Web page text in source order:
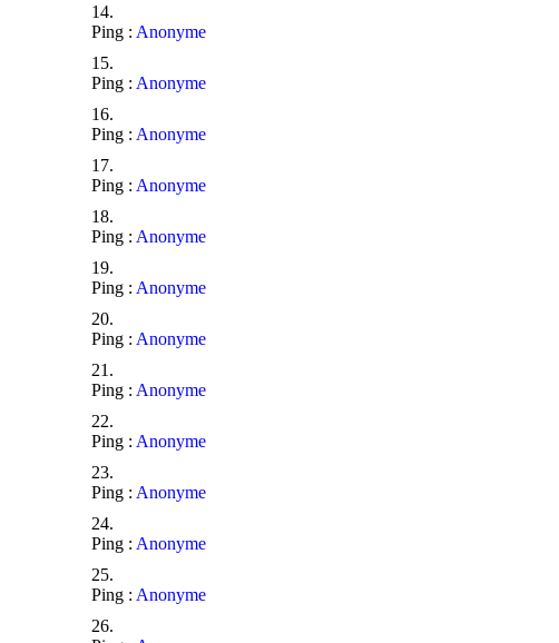
Ping : Anonyme
Ping : Anonyme
Ping : Anonyme
Ping : Anonyme
Ping : Anonyme
Ping : Anonyme
Ping : Anonyme
Ping : Anonyme
Ping : Anonyme
Ping : Anonyme
Ping : Anonyme
Ping : Anonyme